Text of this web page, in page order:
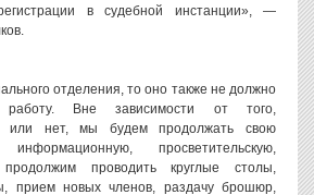
в судебной инстанции», —
отделения, то оно также не должно
Вне зависимости от того,
или нет, мы будем продолжать свою
просветительскую,
проводить круглые столы,
прием новых членов, раздачу брошюр,